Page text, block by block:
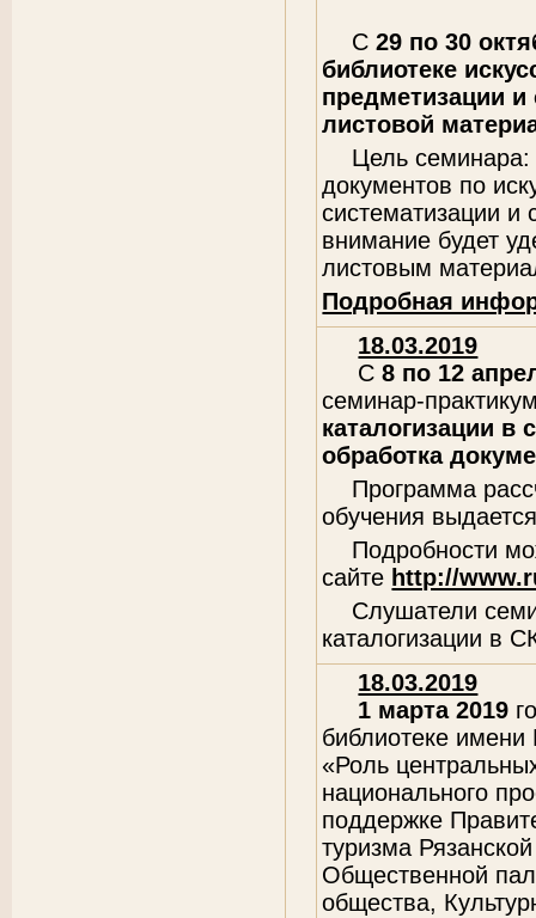
С29 по 30
библиотеке
предметизации и
листовой
Цель семинара:
документов по
систематизации
внимание будет
листовым
Подробная
18.03.2019
С8 по 12
семинар-
каталогизации в
обработка
Программа
обучения
Подробности
сайте http://
Слушатели
каталогизации в
18.03.2019
1 марта 2019
библиотеке имени
«Роль
национального
поддержке
туризма
Общественной
общества,